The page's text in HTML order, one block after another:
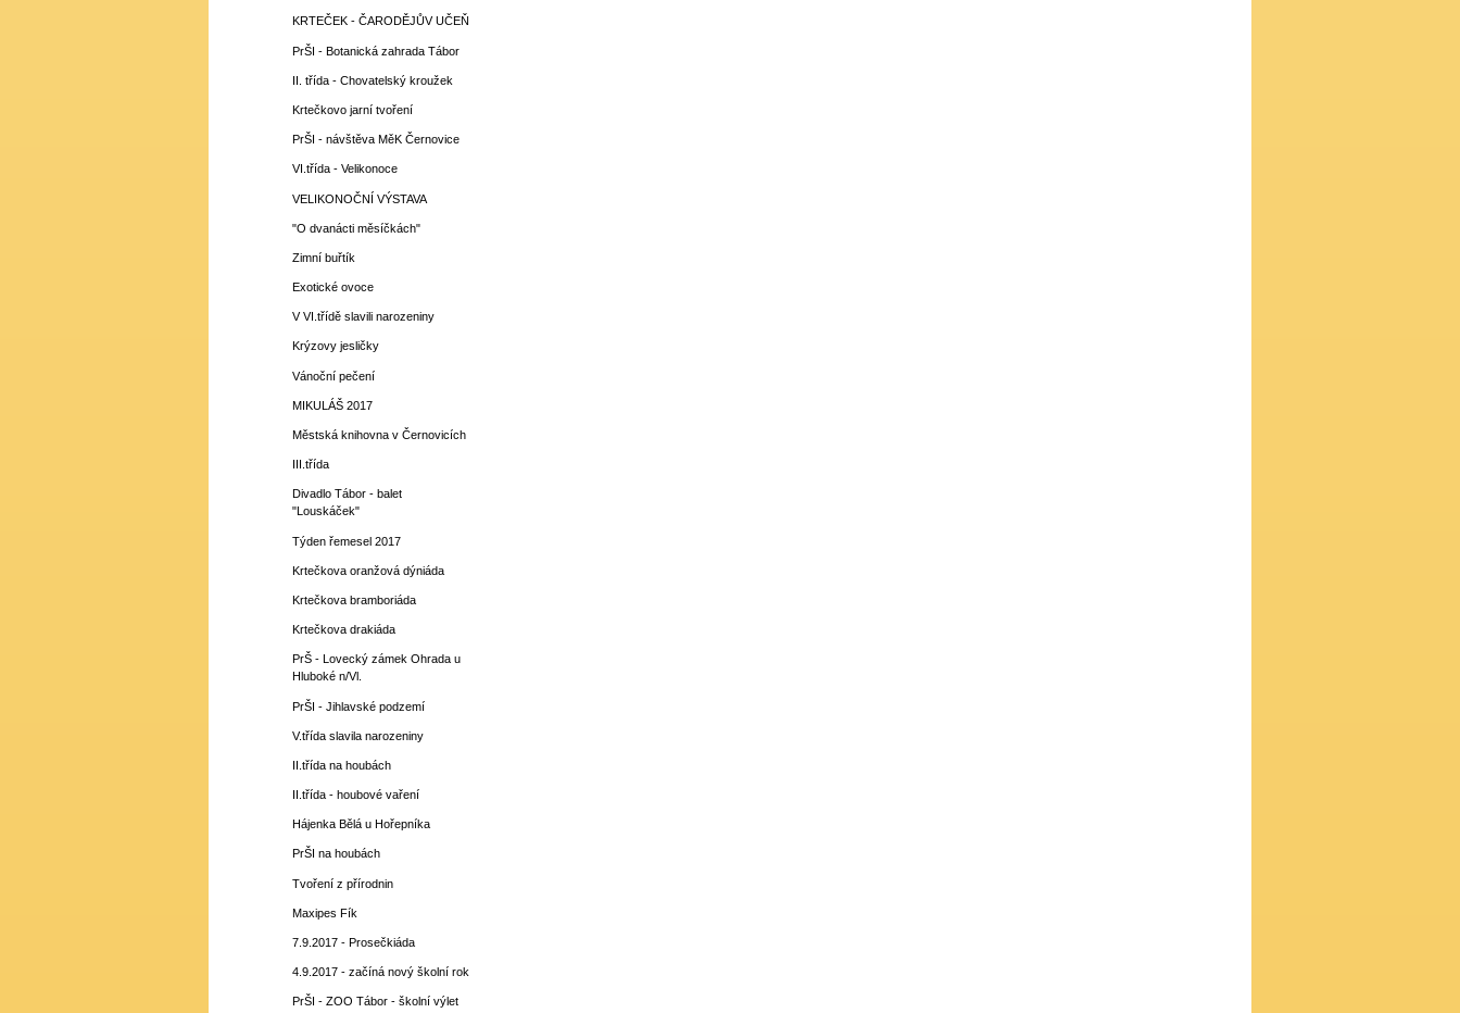
KRTEČEK - ČARODĚJŮV UČEŇ
PrŠI - Botanická zahrada Tábor
II. třída - Chovatelský kroužek
Krtečkovo jarní tvoření
PrŠI - návštěva MěK Černovice
VI.třída - Velikonoce
VELIKONOČNÍ VÝSTAVA
"O dvanácti měsíčkách"
Zimní buřtík
Exotické ovoce
V VI.třídě slavili narozeniny
Krýzovy jesličky
Vánoční pečení
MIKULÁŠ 2017
Městská knihovna v Černovicích
III.třída
Divadlo Tábor - balet
"Louskáček"
Týden řemesel 2017
Krtečkova oranžová dýniáda
Krtečkova bramboriáda
Krtečkova drakiáda
PrŠ - Lovecký zámek Ohrada u
Hluboké n/Vl.
PrŠI - Jihlavské podzemí
V.třída slavila narozeniny
II.třída na houbách
II.třída - houbové vaření
Hájenka Bělá u Hořepníka
PrŠI na houbách
Tvoření z přírodnin
Maxipes Fík
7.9.2017 - Prosečkiáda
4.9.2017 - začíná nový školní rok
PrŠI - ZOO Tábor - školní výlet